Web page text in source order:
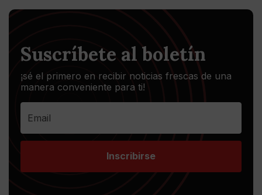
Suscríbete al boletín
¡sé el primero en recibir noticias frescas de una
manera conveniente para ti!
Inscribirse